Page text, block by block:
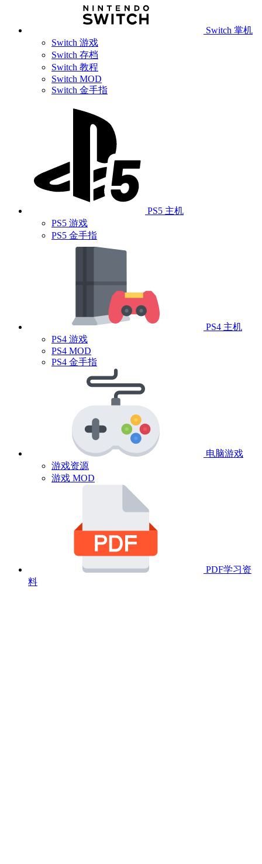
Switch 掌机
Switch 游戏
Switch 存档
Switch 教程
Switch MOD
Switch 金手指
PS5 主机
PS5 游戏
PS5 金手指
PS4 主机
PS4 游戏
PS4 MOD
PS4 金手指
电脑游戏
游戏资源
游戏 MOD
PDF学习资
料